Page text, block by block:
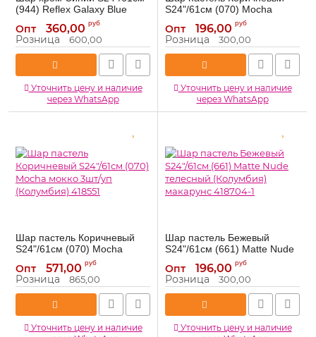
(944) Reflex Galaxy Blue
галактический (Колумбия)
420899-1
Артикул: 420899-1
Опт 360,00 руб
Розница 600,00
Уточнить цену и наличие
через WhatsApp
S24"/61см (070) Mocha
мокко (Колумбия) 418551-1
Артикул: 418551-1
Опт 196,00 руб
Розница 300,00
Уточнить цену и наличие
через WhatsApp
Шар пастель Коричневый
S24"/61см (070) Mocha
мокко 3шт/уп (Колумбия)
418551
Артикул: 418551
Опт 571,00 руб
Розница 865,00
Уточнить цену и наличие
Шар пастель Бежевый
S24"/61см (661) Matte Nude
телесный (Колумбия)
макарунс 418704-1
Артикул: 418704-1
Опт 196,00 руб
Розница 300,00
Уточнить цену и наличие